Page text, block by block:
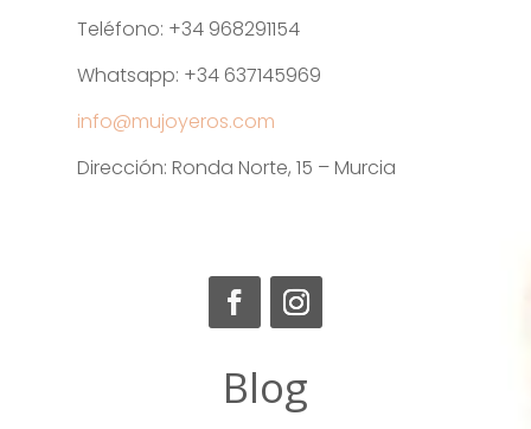
Teléfono: +34 968291154
Whatsapp: +34 637145969
info@mujoyeros.com
Dirección: Ronda Norte, 15 – Murcia
Blog